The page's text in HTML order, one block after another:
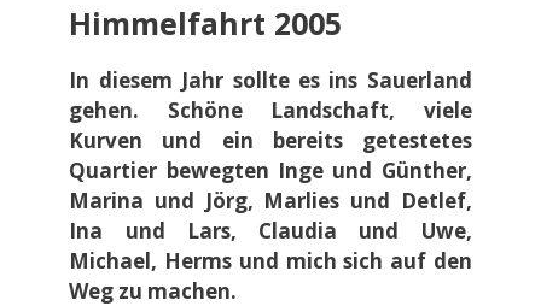
Himmelfahrt 2005
In diesem Jahr sollte es ins Sauerland
gehen. Schöne Landschaft, viele
Kurven und ein bereits getestetes
Quartier bewegten Inge und Günther,
Marina und Jörg, Marlies und Detlef,
Ina und Lars, Claudia und Uwe,
Michael, Herms und mich sich auf den
Weg zu machen.